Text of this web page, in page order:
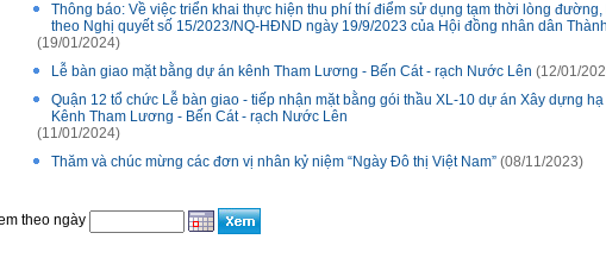
Thông báo: Về việc triển khai thực hiện thu phí thí điểm sử dụng tạm thời lòng
theo Nghị quyết số 15/2023/NQ-HĐND ngày 19/9/2023 của Hội đồng nhân dân
(19/01/2024)
Lễ bàn giao mặt bằng dự án kênh Tham Lương - Bến Cát - rạch Nước Lên (12/01/
Quận 12 tổ chức Lễ bàn giao - tiếp nhận mặt bằng gói thầu XL-10 dự án Xây dựng
Kênh Tham Lương - Bến Cát - rạch Nước Lên
(11/01/2024)
Thăm và chúc mừng các đơn vị nhân kỷ niệm “Ngày Đô thị Việt Nam” (08/11/2023)
theo ngày